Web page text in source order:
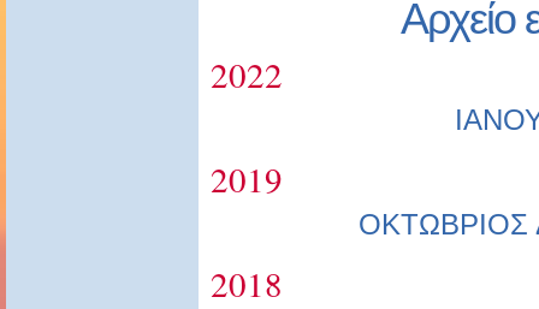
Αρχείο
2022
2019
ΟΚΤΩΒΡΙΟΣ
2018